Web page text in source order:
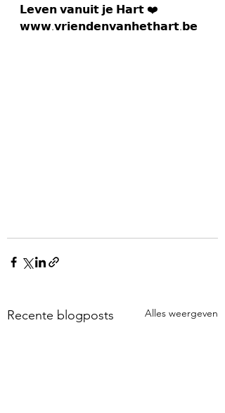
𝗟𝗲𝘃𝗲𝗻 𝘃𝗮𝗻𝘂𝗶𝘁 𝗷𝗲 𝗛𝗮𝗿𝘁 ❤️
𝘄𝘄𝘄.𝘃𝗿𝗶𝗲𝗻𝗱𝗲𝗻𝘃𝗮𝗻𝗵𝗲𝘁𝗵𝗮𝗿𝘁.𝗯𝗲
Recente blogposts Alles weergeven